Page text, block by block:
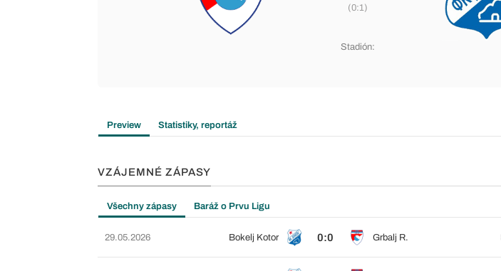
(0:1)
Stadión:
Preview Statistiky, reportáž
VZÁJEMNÉ ZÁPASY
Všechny zápasy Baráž o Prvu Ligu
29.05.2026 Bokelj Kotor 0:0 Grbalj R.